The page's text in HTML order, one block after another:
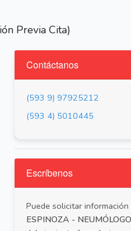
Previa Cita)
Contáctanos
(593 9) 97925212
(593 4) 5010445
Escríbenos
Puede solicitar información
ESPINOZA -